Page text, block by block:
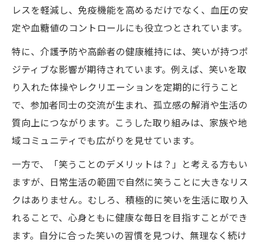
レスを軽減し、免疫機能を高めるだけでなく、血圧の安
定や血糖値のコントロールにも役立つとされています。
特に、介護予防や高齢者の健康維持には、笑いが持つポ
ジティブな影響が期待されています。例えば、笑いを取
り入れた体操やレクリエーションを定期的に行うこと
で、参加者同士の交流が生まれ、孤立感の解消や生活の
質向上につながります。こうした取り組みは、家族や地
域コミュニティでも広がりを見せています。
一方で、「笑うことのデメリットは？」と考える方もい
ますが、日常生活の範囲で自然に笑うことに大きなリス
クはありません。むしろ、積極的に笑いを生活に取り入
れることで、心身ともに健康な毎日を目指すことができ
ます。自分に合った笑いの習慣を見つけ、無理なく続け